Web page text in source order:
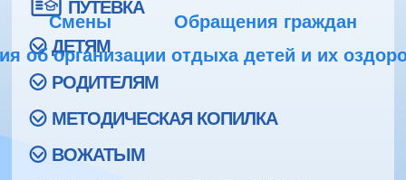
Смены
Обращения граждан
об организации отдыха детей и их
ПУТЁВКА
ДЕТЯМ
РОДИТЕЛЯМ
МЕТОДИЧЕСКАЯ КОПИЛКА
ВОЖАТЫМ